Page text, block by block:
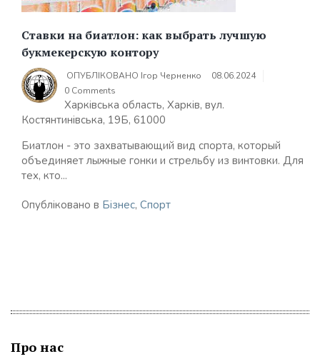
Ставки на биатлон: как выбрать лучшую
букмекерскую контору
ОПУБЛІКОВАНО Ігор Черненко
08.06.2024
0 Comments
Харківська область, Харків, вул.
Костянтинівська, 19Б, 61000
Биатлон - это захватывающий вид спорта, который
объединяет лыжные гонки и стрельбу из винтовки. Для
тех, кто...
Опубліковано в Бізнес, Спорт
Про нас